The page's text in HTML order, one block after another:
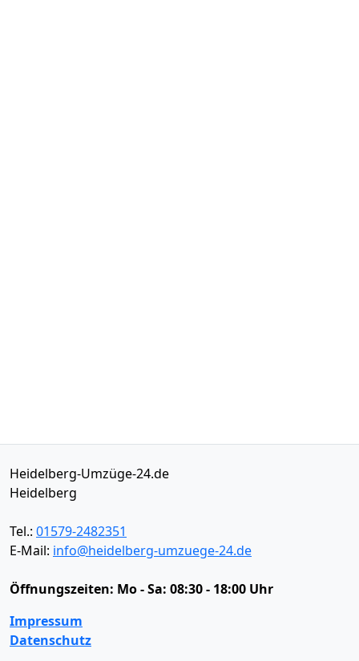
Heidelberg-Umzüge-24.de
Heidelberg
Tel.: 01579-2482351
E-Mail: info@heidelberg-umzuege-24.de
Öffnungszeiten: Mo - Sa: 08:30 - 18:00 Uhr
Impressum
Datenschutz